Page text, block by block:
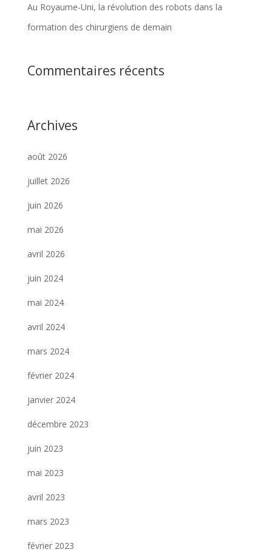
Au Royaume-Uni, la révolution des robots dans la
formation des chirurgiens de demain
Commentaires récents
Archives
août 2026
juillet 2026
juin 2026
mai 2026
avril 2026
juin 2024
mai 2024
avril 2024
mars 2024
février 2024
janvier 2024
décembre 2023
juin 2023
mai 2023
avril 2023
mars 2023
février 2023